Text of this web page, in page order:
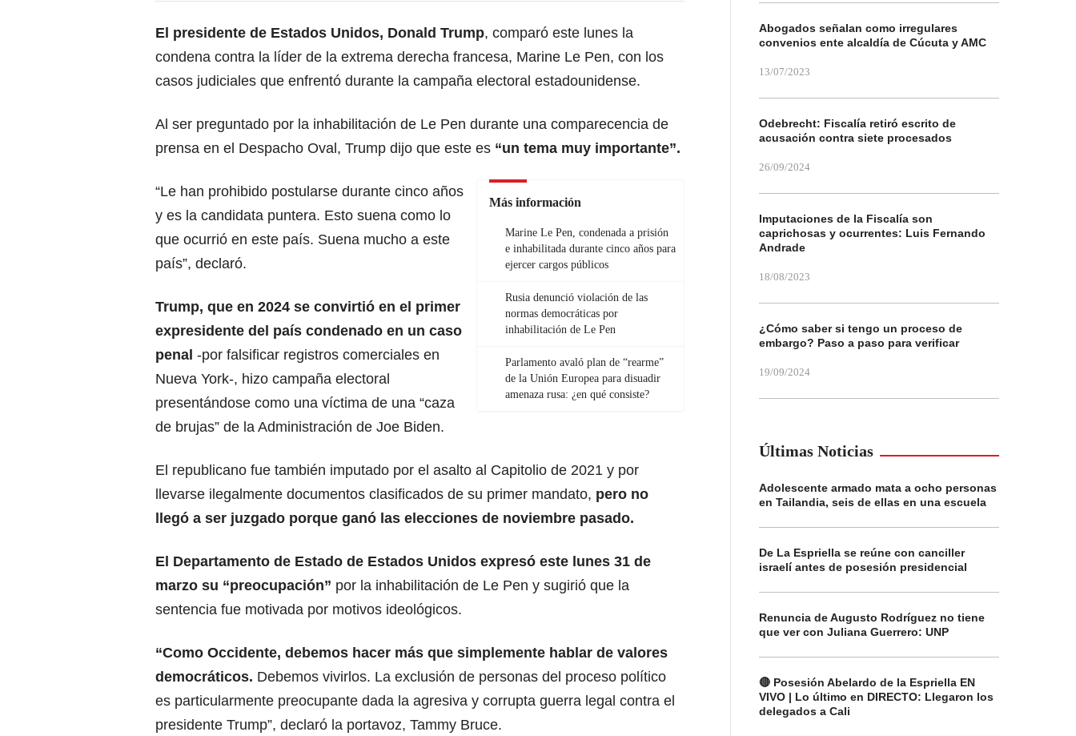
El presidente de Estados Unidos, Donald Trump, comparó este lunes la
condena contra la líder de la extrema derecha francesa, Marine Le Pen, con los
casos judiciales que enfrentó durante la campaña electoral estadounidense.
Al ser preguntado por la inhabilitación de Le Pen durante una comparecencia de
prensa en el Despacho Oval, Trump dijo que este es “un tema muy importante”.
Más información
Marine Le Pen, condenada a prisión
e inhabilitada durante cinco años para
ejercer cargos públicos
Rusia denunció violación de las
normas democráticas por
inhabilitación de Le Pen
Parlamento avaló plan de “rearme”
de la Unión Europea para disuadir
amenaza rusa: ¿en qué consiste?
“Le han prohibido postularse durante cinco años
y es la candidata puntera. Esto suena como lo
que ocurrió en este país. Suena mucho a este
país”, declaró.
Trump, que en 2024 se convirtió en el primer
expresidente del país condenado en un caso
penal -por falsificar registros comerciales en
Nueva York-, hizo campaña electoral
presentándose como una víctima de una “caza
de brujas” de la Administración de Joe Biden.
El republicano fue también imputado por el asalto al Capitolio de 2021 y por
llevarse ilegalmente documentos clasificados de su primer mandato, pero no
llegó a ser juzgado porque ganó las elecciones de noviembre pasado.
El Departamento de Estado de Estados Unidos expresó este lunes 31 de
marzo su “preocupación” por la inhabilitación de Le Pen y sugirió que la
sentencia fue motivada por motivos ideológicos.
“Como Occidente, debemos hacer más que simplemente hablar de valores
democráticos. Debemos vivirlos. La exclusión de personas del proceso político
es particularmente preocupante dada la agresiva y corrupta guerra legal contra el
presidente Trump”, declaró la portavoz, Tammy Bruce.
Abogados señalan como irregulares
convenios ente alcaldía de Cúcuta y AMC
13/07/2023
Odebrecht: Fiscalía retiró escrito de
acusación contra siete procesados
26/09/2024
Imputaciones de la Fiscalía son
caprichosas y ocurrentes: Luis Fernando
Andrade
18/08/2023
¿Cómo saber si tengo un proceso de
embargo? Paso a paso para verificar
19/09/2024
Últimas Noticias
Adolescente armado mata a ocho personas
en Tailandia, seis de ellas en una escuela
De La Espriella se reúne con canciller
israelí antes de posesión presidencial
Renuncia de Augusto Rodríguez no tiene
que ver con Juliana Guerrero: UNP
🔴 Posesión Abelardo de la Espriella EN
VIVO | Lo último en DIRECTO: Llegaron los
delegados a Cali